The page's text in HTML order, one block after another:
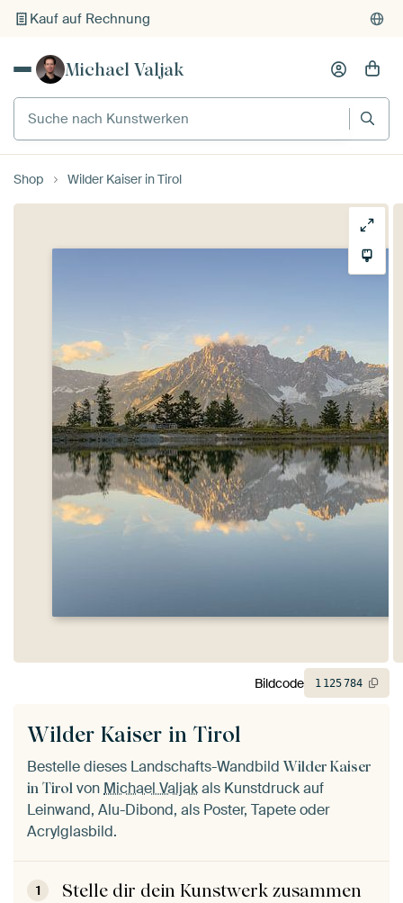
Kauf auf Rechnung
Individueller Druck auf Bestellung
Michael Valjak
Suche nach Kunstwerken
Shop Wilder Kaiser in Tirol
Wilder Kaiser in Tirol
Bestelle dieses Landschafts-Wandbild Wilder Kaiser
in Tirol vonMichael Valjakals Kunstdruck auf
Leinwand, Alu-Dibond, als Poster, Tapete oder
Acrylglasbild.
1 Stelle dir dein Kunstwerk zusammen
Bildcode 1 125784